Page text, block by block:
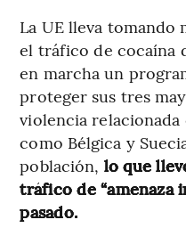
La UE lleva tomando
el tráfico de cocaína
en marcha un
proteger sus tres
violencia relacionada
como Bélgica y
población, lo que
tráfico de “amenaza
pasado.